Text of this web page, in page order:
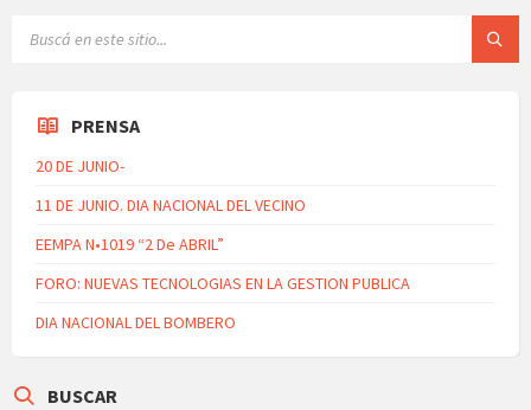
PRENSA
20 DE JUNIO-
11 DE JUNIO. DIA NACIONAL DEL VECINO
EEMPA N•1019 “2 De ABRIL”
FORO: NUEVAS TECNOLOGIAS EN LA GESTION PUBLICA
DIA NACIONAL DEL BOMBERO
BUSCAR